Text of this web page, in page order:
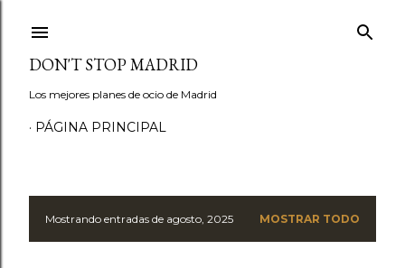
DON'T STOP MADRID
Los mejores planes de ocio de Madrid
PÁGINA PRINCIPAL
EMostrando entradas de agosto, 2025 MOSTRAR TODO